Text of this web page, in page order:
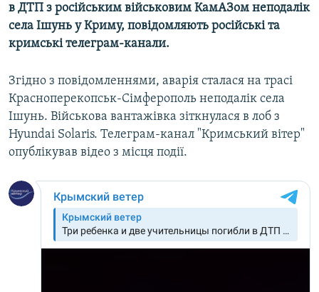
СПЕЦПРОЕКТИ
ДЕПОРТАЦІЯ
СВІДЧЕННЯ ОКУПАЦІЇ
УКРАЇНСЬКА ПРОБЛЕМА КРИМУ
ІНФОГРАФІКА
ЯК ОБІЙТИ БЛОКУВАННЯ
Русский
Qırımtatar
ДОЛУЧАЙСЯ!
Усі сайти RFE/RL
в ДТП з російським військовим КамАЗом неподалік
села Ішунь у Криму, повідомляють російські та
кримські телеграм-канали.
Згідно з повідомленнями, аварія сталася на трасі
Красноперекопськ-Сімферополь неподалік села
Ішунь. Військова вантажівка зіткнулася в лоб з
Hyundai Solaris. Телеграм-канал "Кримський вітер"
опублікував відео з місця події.